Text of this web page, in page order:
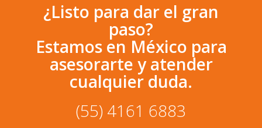
¿Listo para dar el gran
paso?
Estamos en México para
asesorarte y atender
cualquier duda.
(55) 4161 6883